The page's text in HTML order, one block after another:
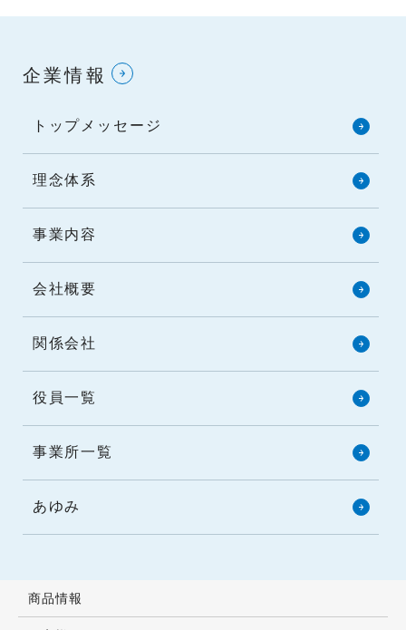
企業情報
トップメッセージ
理念体系
事業内容
会社概要
関係会社
役員一覧
事業所一覧
あゆみ
商品情報